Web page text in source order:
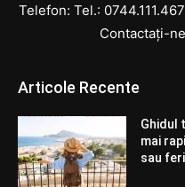
Telefon: Tel.: 0744.111.467
Contactați-
Articole Recente
Ghidul
mai
sau